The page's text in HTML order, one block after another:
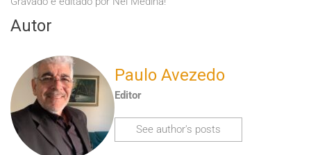
Autor
Paulo Avezedo
Editor
See author's posts